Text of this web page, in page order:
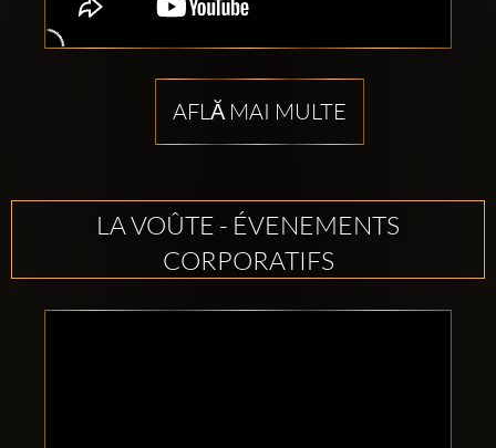
AFLĂ MAI MULTE
LA VOÛTE - ÉVENEMENTS
CORPORATIFS